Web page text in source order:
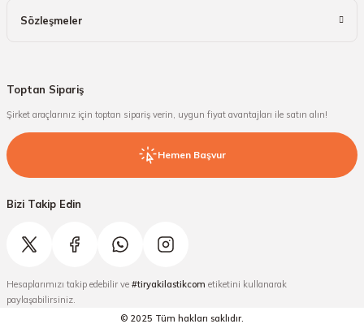
Sözleşmeler
Toptan Sipariş
Şirket araçlarınız için toptan sipariş verin, uygun fiyat avantajları ile satın alın!
Hemen Başvur
Bizi Takip Edin
Hesaplarımızı takip edebilir ve #tiryakilastikcom etiketini kullanarak
paylaşabilirsiniz.
© 2025 Tüm hakları saklıdır.